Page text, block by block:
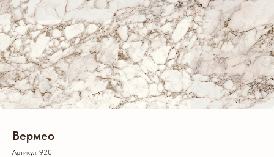
Вермео
Артикул: 920